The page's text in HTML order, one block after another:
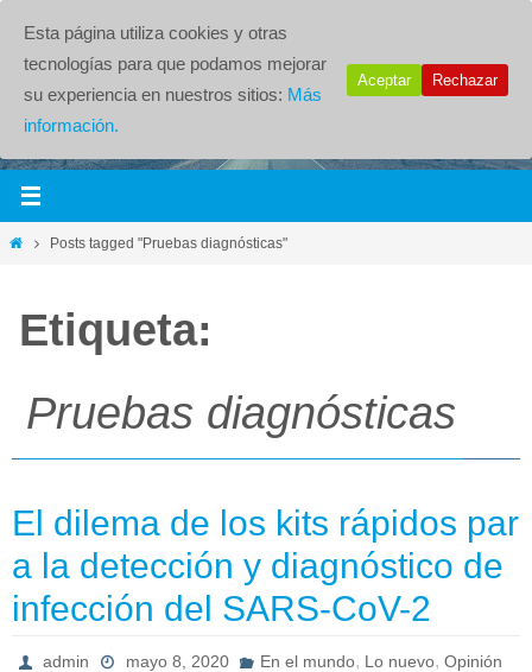
Posts tagged "Pruebas diagnósticas"
Etiqueta:
Pruebas diagnósticas
El dilema de los kits rápidos par
a la detección y diagnóstico de
infección del SARS-CoV-2
admin mayo 8, 2020 En el mundo, Lo nuevo, Opinión
Esta página utiliza cookies y otras
tecnologías para que podamos mejorar
su experiencia en nuestros sitios: Más
información.
Aceptar Rechazar